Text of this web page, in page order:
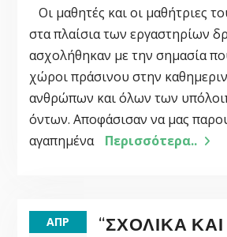
Οι μαθητές και οι μαθήτριες
στα πλαίσια των εργαστηρίων
ασχολήθηκαν με την σημασία
χώροι πράσινου στην
ανθρώπων και όλων των
όντων. Αποφάσισαν να μας
αγαπημένα
Περισσότερα..
ΑΠΡ
“ΣΧΟΛΙΚΆ